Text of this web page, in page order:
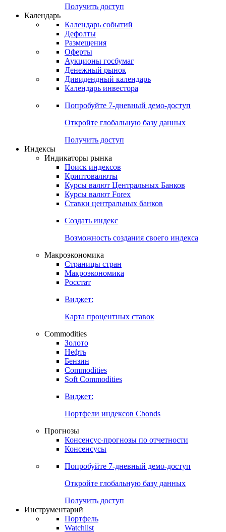
Попробуйте7-дневный
Откройте глобальную базу данных
Получить доступ
Календарь
Календарь событий
Дефолты
Размещения
Оферты
Денежный рынок
Календарь инвестора
Попробуйте7-дневный
Откройте глобальную базу данных
Получить доступ
Индикаторы рынка
Поиск индексов
Курсы валют Центральных Банков
Ставки центральных банков
Создать индекс
Возможность создания своего индекса
Страницы стран
Росстат
Виджет:
Карта процентных ставок
Commodities
Золото
Бензин
Soft Commodities
Виджет:
Портфели индексов Cbonds
Прогнозы
Консенсусы
Попробуйте7-дневный
Откройте глобальную базу данных